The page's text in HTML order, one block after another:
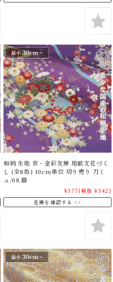
和柄 生地 京・金彩友禅 地紙文花づく
し (全8色) 10cm単位 切り売り 刀ミ
ュ/08.藤
¥377(税抜 ¥342)
在庫を確認する